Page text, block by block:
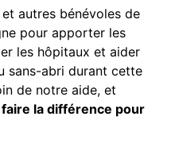
autres bénévoles de
pour apporter les
les hôpitaux et aider
sans-abri durant cette
de notre aide, et
la différence pour